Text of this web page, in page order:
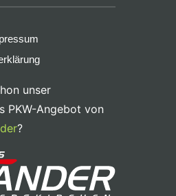
unser
PKW-Angebot von
?